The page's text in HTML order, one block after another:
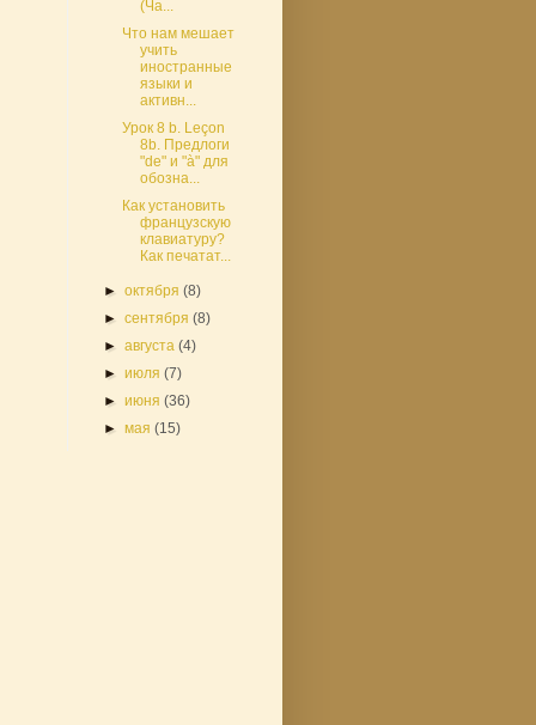
(Ча...
Что нам мешает
учить
иностранные
языки и
активн...
Урок 8 b. Leçon
8b. Предлоги
"de" и "à" для
обозна...
Как установить
французскую
клавиатуру?
Как печатат...
►октября(8)
►сентября(8)
►августа(4)
►июля(7)
►июня(36)
►мая(15)